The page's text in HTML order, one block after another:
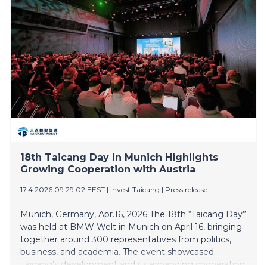
governance scholars, analyses measurable
benchmarks of democratic accountability across 145
countries. On a 100-point scale, the global score for
democratic accountability slipped slightly from 65 in
2000 to 64 in 2023, the most recent data used in the
project. The wave of democratisation observed in the
closing decades of the last century has stalled in the
last 15 years. Democratic accountability fell in 54
countries while it improved in 48 countries. Yet the
BGI — a collaborative project of the Luskin School of
Public Affairs at the University of California, Los
18th Taicang Day in Munich Highlights
Growing Cooperation with Austria
17.4.2026 09:29:02 EEST | Invest Taicang | Press release
Munich, Germany, Apr.16, 2026 The 18th “Taicang Day”
was held at BMW Welt in Munich on April 16, bringing
together around 300 representatives from politics,
business, and academia. The event showcased